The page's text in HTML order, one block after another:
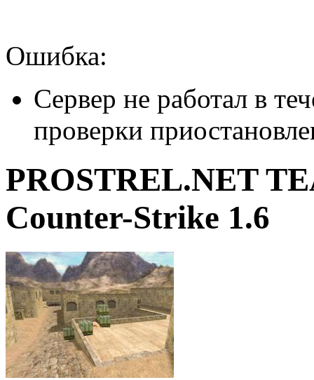
Ошибка:
Сервер не работал в
проверки
PROSTREL.NET
Counter-Strike 1.6